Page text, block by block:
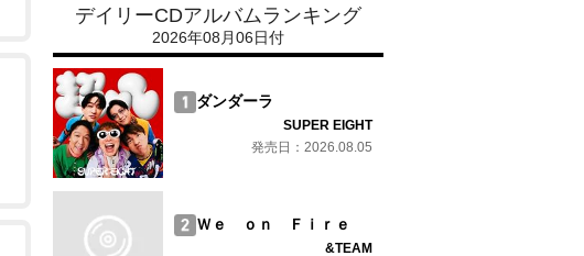
デイリーCDアルバムランキング
2026年08月06日付
ダンダーラ
SUPER EIGHT
発売日：2026.08.05
Ｗｅ ｏｎ Ｆｉｒｅ
&TEAM